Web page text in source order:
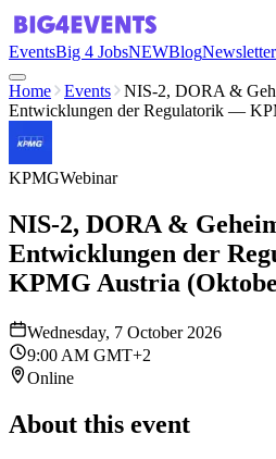
EventsBig 4 JobsNEWBlogNewsletter
Home Events
NIS-2, DORA &
Entwicklungen der Regulatorik —
KPMGWebinar
NIS-2, DORA &
Entwicklungen der
KPMG Austria
Wednesday, 7 October 2026
9:00 AM GMT+2
Online
About this event